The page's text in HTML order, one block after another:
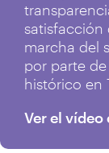
satisfacción
marcha del
por parte
histórico en
Ver el